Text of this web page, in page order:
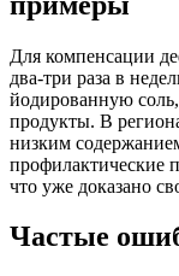
Для компенсации
два-три раза в
йодированную
продукты. В
низким
профилактические
что уже доказано
Частые